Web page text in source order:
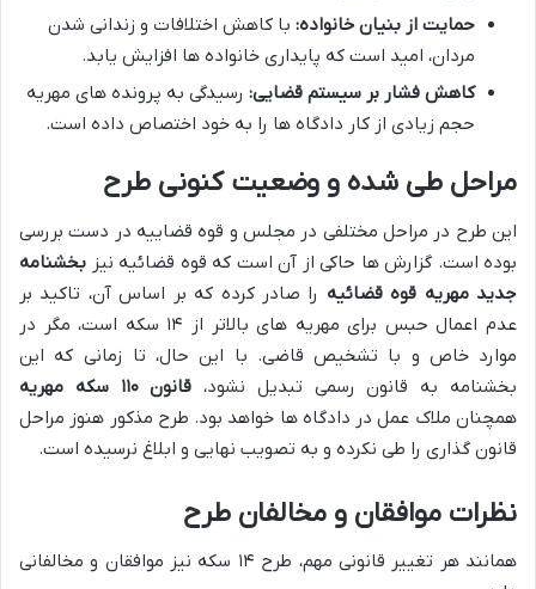
حمایت از بنیان خانواده: با کاهش اختلافات و زندانی شدن
مردان، امید است که پایداری خانواده ها افزایش یابد.
کاهش فشار بر سیستم قضایی: رسیدگی به پرونده های مهریه
حجم زیادی از کار دادگاه ها را به خود اختصاص داده است.
مراحل طی شده و وضعیت کنونی طرح
این طرح در مراحل مختلفی در مجلس و قوه قضاییه در دست بررسی
بوده است. گزارش ها حاکی از آن است که قوه قضائیه نیز بخشنامه
جدید مهریه قوه قضائیه را صادر کرده که بر اساس آن، تاکید بر
عدم اعمال حبس برای مهریه های بالاتر از ۱۴ سکه است، مگر در
موارد خاص و با تشخیص قاضی. با این حال، تا زمانی که این
بخشنامه به قانون رسمی تبدیل نشود، قانون ۱۱۰ سکه مهریه
همچنان ملاک عمل در دادگاه ها خواهد بود. طرح مذکور هنوز مراحل
قانون گذاری را طی نکرده و به تصویب نهایی و ابلاغ نرسیده است.
نظرات موافقان و مخالفان طرح
همانند هر تغییر قانونی مهم، طرح ۱۴ سکه نیز موافقان و مخالفانی